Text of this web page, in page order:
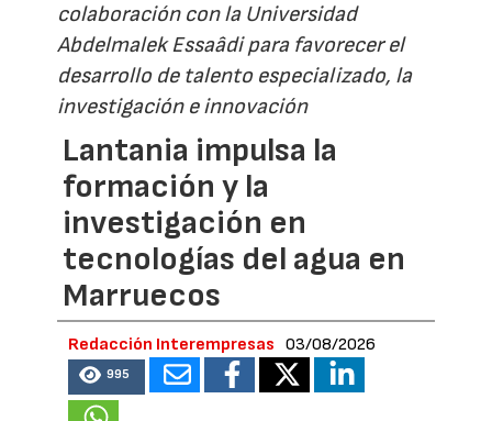
colaboración con la Universidad
Abdelmalek Essaâdi para favorecer el
desarrollo de talento especializado, la
investigación e innovación
Lantania impulsa la
formación y la
investigación en
tecnologías del agua en
Marruecos
Redacción Interempresas 03/08/2026
995